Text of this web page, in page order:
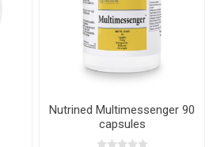
Nutrined Multimessenger 90
capsules